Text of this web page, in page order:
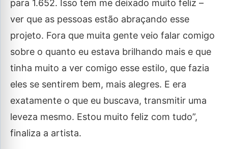
para 1.652. Isso tem me deixado muito feliz –
ver que as pessoas estão abraçando esse
projeto. Fora que muita gente veio falar comigo
sobre o quanto eu estava brilhando mais e que
tinha muito a ver comigo esse estilo, que fazia
eles se sentirem bem, mais alegres. E era
exatamente o que eu buscava, transmitir uma
leveza mesmo. Estou muito feliz com tudo”,
finaliza a artista.